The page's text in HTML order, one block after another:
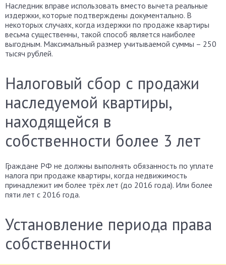
Наследник вправе использовать вместо вычета реальные
издержки, которые подтверждены документально. В
некоторых случаях, когда издержки по продаже квартиры
весьма существенны, такой способ является наиболее
выгодным. Максимальный размер учитываемой суммы – 250
тысяч рублей.
Налоговый сбор с продажи
наследуемой квартиры,
находящейся в
собственности более 3 лет
Граждане РФ не должны выполнять обязанность по уплате
налога при продаже квартиры, когда недвижимость
принадлежит им более трёх лет (до 2016 года). Или более
пяти лет с 2016 года.
Установление периода права
собственности